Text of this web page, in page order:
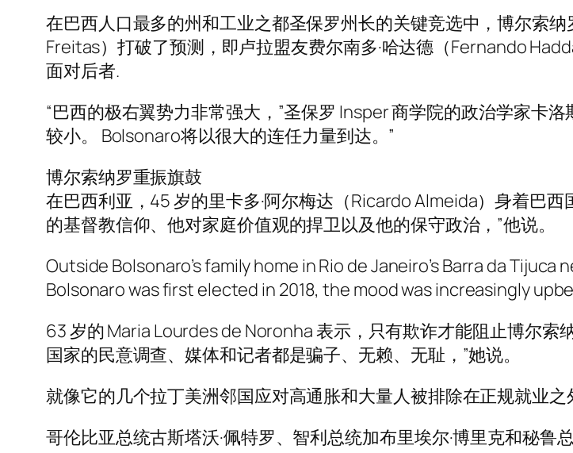
在巴西人口最多的州和工业之都圣保罗州长的关键竞选中，博尔索
Freitas）打破了预测，即卢拉盟友费尔南多·哈达德（Fernando
面对后者.
“巴西的极右翼势力非常强大，”圣保罗 Insper 商学院的政治学家卡
较小。 Bolsonaro将以很大的连任力量到达。”
博尔索纳罗重振旗鼓
在巴西利亚，45 岁的里卡多·阿尔梅达（Ricardo Almeida）身着巴
的基督教信仰、他对家庭价值观的捍卫以及他的保守政治，”他说。
Outside Bolsonaro’s family home in Rio de Janeiro’s Barra da
Bolsonaro was first elected in 2018, the mood was increasingly
63 岁的 Maria Lourdes de Noronha 表示，只有欺诈才能阻止博尔索
国家的民意调查、媒体和记者都是骗子、无赖、无耻，”她说。
就像它的几个拉丁美洲邻国应对高通胀和大量人被排除在正规就业之
哥伦比亚总统古斯塔沃·佩特罗、智利总统加布里埃尔·博里克和秘鲁